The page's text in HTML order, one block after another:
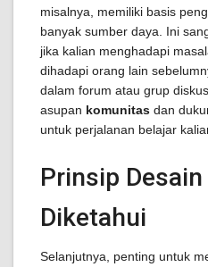
misalnya, memiliki basis
banyak sumber daya. Ini
jika kalian menghadapi
dihadapi orang lain
dalam forum atau grup
asupan komunitas dan
untuk perjalanan belajar
Prinsip
Diketahui
Selanjutnya, penting untuk